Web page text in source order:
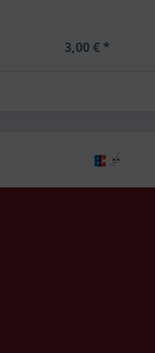
3,00 € *